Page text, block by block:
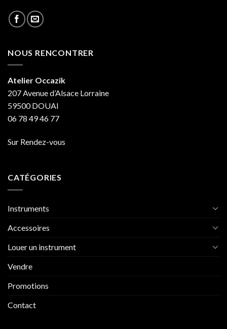
NOUS RENCONTRER
Atelier Occazik
207 Avenue d’Alsace Lorraine
59500 DOUAI
06 78 49 46 77
Sur Rendez-vous
CATÉGORIES
Instruments
Accessoires
Louer un instrument
Vendre
Promotions
Contact